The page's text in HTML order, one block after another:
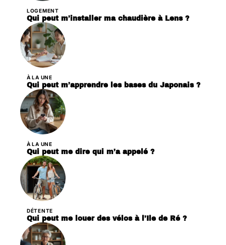
LOGEMENT
Qui peut m’installer ma chaudière à Lens ?
À LA UNE
Qui peut m’apprendre les bases du Japonais ?
À LA UNE
Qui peut me dire qui m’a appelé ?
DÉTENTE
Qui peut me louer des vélos à l’Ile de Ré ?